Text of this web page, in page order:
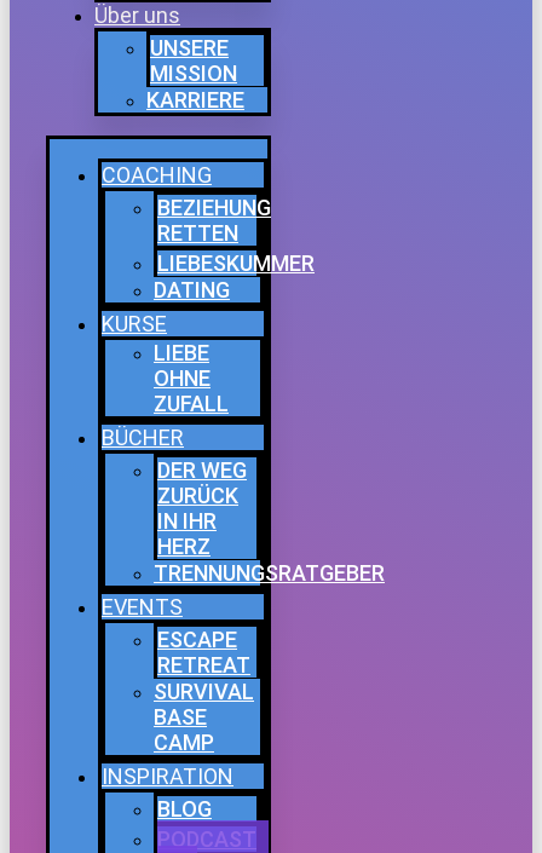
Über uns
UNSERE
MISSION
KARRIERE
COACHING
BEZIEHUNG
RETTEN
LIEBESKUMMER
DATING
KURSE
LIEBE
OHNE
ZUFALL
BÜCHER
DER WEG
ZURÜCK
IN IHR
HERZ
TRENNUNGSRATGEBER
EVENTS
ESCAPE
RETREAT
SURVIVAL
BASE
CAMP
INSPIRATION
BLOG
PODCAST